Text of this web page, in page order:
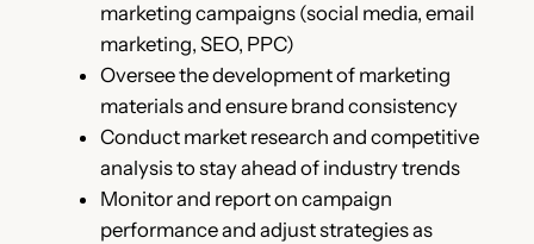
marketing campaigns (social media, email
marketing, SEO, PPC)
Oversee the development of marketing
materials and ensure brand consistency
Conduct market research and competitive
analysis to stay ahead of industry trends
Monitor and report on campaign
performance and adjust strategies as